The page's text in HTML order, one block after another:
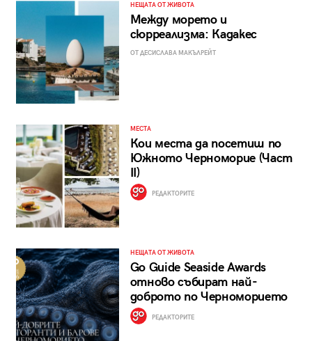
НЕЩАТА ОТ ЖИВОТА
Между морето и
сюрреализма: Кадакес
ОТ ДЕСИСЛАВА МАКЪЛРЕЙТ
МЕСТА
Кои места да посетиш по
Южното Черноморие (Част
II)
РЕДАКТОРИТЕ
НЕЩАТА ОТ ЖИВОТА
Go Guide Seaside Awards
отново събират най-
доброто по Черноморието
РЕДАКТОРИТЕ